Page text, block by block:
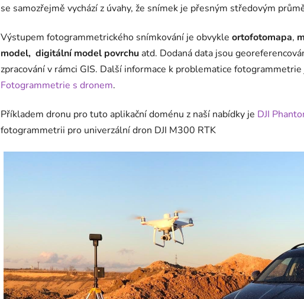
se samozřejmě vychází z úvahy, že snímek je přesným středovým
Výstupem fotogrammetrického snímkování je obvykle ortofotomapa,
model, digitální model povrchu atd. Dodaná data jsou
zpracování v rámci GIS. Další informace k problematice
Fotogrammetrie s dronem.
Příkladem dronu pro tuto aplikační doménu z naší nabídky je DJI
fotogrammetrii pro univerzální dron DJI M300 RTK